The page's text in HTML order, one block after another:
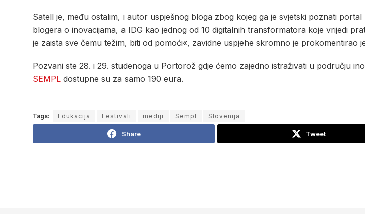
Satell je, među ostalim, i autor uspješnog bloga zbog kojeg ga je svjetski poznati portal
blogera o inovacijama, a IDG kao jednog od 10 digitalnih transformatora koje vrijedi
je zaista sve čemu težim, biti od pomoći«, zavidne uspjehe skromno je prokomentirao
Pozvani ste 28. i 29. studenoga u Portorož gdje ćemo zajedno istraživati u području
SEMPL dostupne su za samo 190 eura.
Tags: Edukacija Festivali mediji Sempl Slovenija
Share Tweet